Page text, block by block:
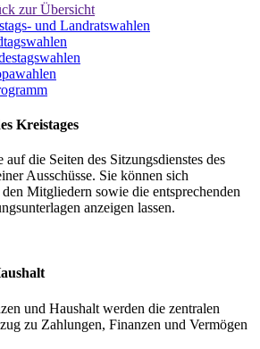
zur Übersicht
und Landratswahlen
Kreistages
auf die Seiten des Sitzungsdienstes des
Ausschüsse. Sie können sich
Mitgliedern sowie die entsprechenden
anzeigen lassen.
und Haushalt werden die zentralen
zu Zahlungen, Finanzen und Vermögen